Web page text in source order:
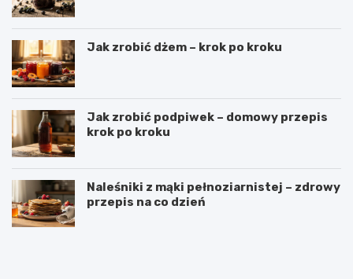
Jak zrobić dżem – krok po kroku
Jak zrobić podpiwek – domowy przepis
krok po kroku
Naleśniki z mąki pełnoziarnistej – zdrowy
przepis na co dzień